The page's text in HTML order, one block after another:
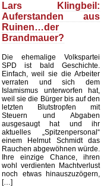
Lars Klingbeil:
Auferstanden aus
Ruinen…der
Brandmauer?
Die ehemalige Volkspartei
SPD ist bald Geschichte.
Einfach, weil sie die Arbeiter
verraten und sich dem
Islamismus unterworfen hat,
weil sie die Bürger bis auf den
letzten Blutstropfen mit
Steuern und Abgaben
ausgesaugt hat und ihr
aktuelles „Spitzenpersonal“
einem Helmut Schmidt das
Rauchen abgewöhnen würde.
Ihre einzige Chance, ihren
wohl verdienten Machtverlust
noch etwas hinauszuzögern,
[…]